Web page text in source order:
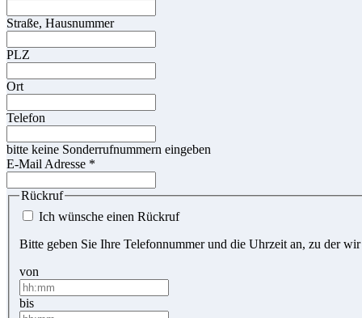
Straße, Hausnummer
PLZ
Ort
Telefon
bitte keine Sonderrufnummern eingeben
E-Mail Adresse *
Rückruf
Ich wünsche einen Rückruf
Bitte geben Sie Ihre Telefonnummer und die Uhrzeit an, zu der
von
bis